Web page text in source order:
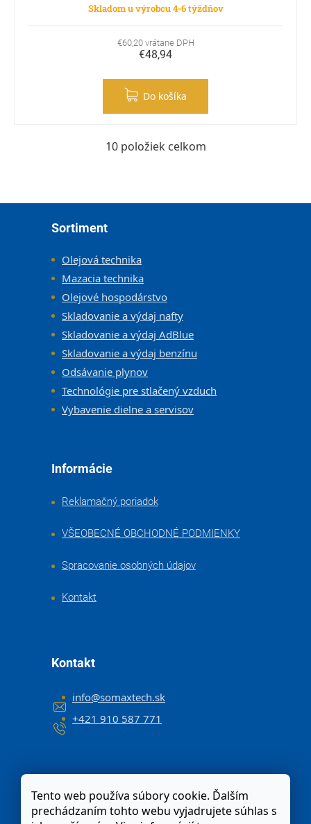
Tento web používa súbory cookie. Ďalším
prechádzaním tohto webu vyjadrujete súhlas s
Skladom u výrobcu 4-6 týždňov
€60,20 vrátane DPH
€48,94
Do košíka
Ovládacie prvky výpisu
10položiek celkom
Sortiment
Olejová technika
Mazacia technika
Olejové hospodárstvo
Skladovanie a výdaj nafty
Skladovanie a výdaj AdBlue
Skladovanie a výdaj benzínu
Odsávanie plynov
Technológie pre stlačený vzduch
Vybavenie dielne a servisov
Informácie
Reklamačný poriadok
VŠEOBECNÉ OBCHODNÉ PODMIENKY
Spracovanie osobných údajov
Kontakt
Kontakt
info@somaxtech.sk
+421 910 587 771